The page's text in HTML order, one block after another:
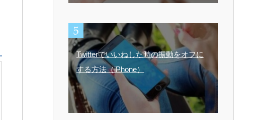
Twitterでいいねした時の振動をオフに
する方法（iPhone）